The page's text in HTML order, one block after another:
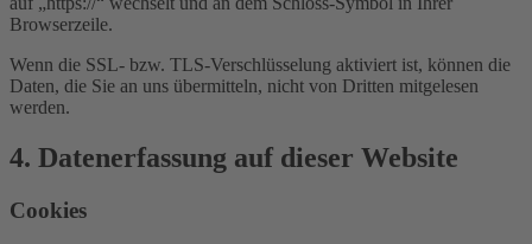
Browserzeile.
Wenn die SSL- bzw. TLS-Verschlüsselung aktiviert ist, können die
Daten, die Sie an uns übermitteln, nicht von Dritten mitgelesen
werden.
4. Datenerfassung auf dieser Website
Cookies